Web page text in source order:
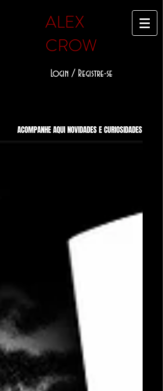
ALEX
CROW
Login / Registre-se
ACOMPANHE AQUI NOVIDADES E CURIOSIDADES